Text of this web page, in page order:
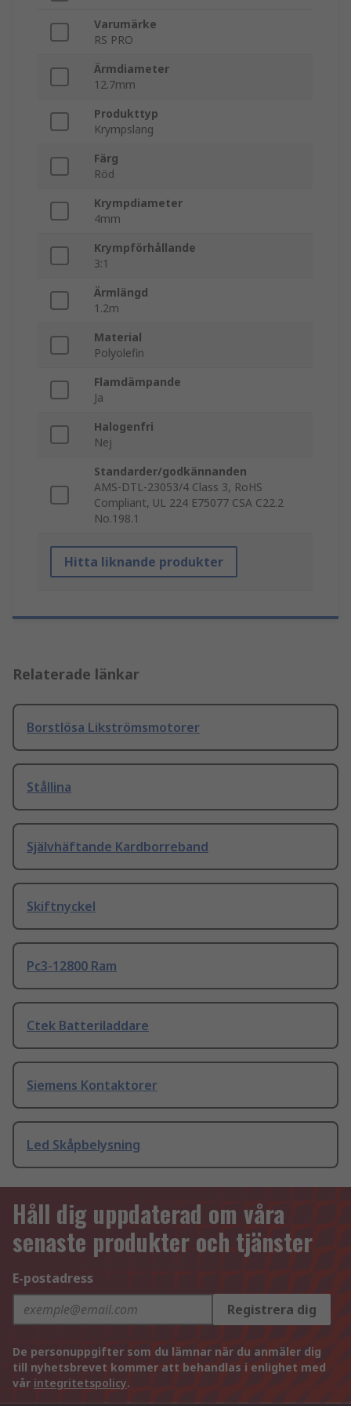
Varumärke
RS PRO
Ärmdiameter
12.7mm
Produkttyp
Krympslang
Färg
Röd
Krympdiameter
4mm
Krympförhållande
3:1
Ärmlängd
1.2m
Material
Polyolefin
Flamdämpande
Ja
Halogenfri
Nej
Standarder/godkännanden
AMS-DTL-23053/4 Class 3, RoHS
Compliant, UL 224 E75077 CSA C22.2
No.198.1
Hitta liknande produkter
Relaterade länkar
Borstlösa Likströmsmotorer
Stållina
Självhäftande Kardborreband
Skiftnyckel
Pc3-12800 Ram
Ctek Batteriladdare
Siemens Kontaktorer
Led Skåpbelysning
Håll dig uppdaterad om våra
senaste produkter och tjänster
E-postadress
Registrera dig
De personuppgifter som du lämnar när du anmäler dig
till nyhetsbrevet kommer att behandlas i enlighet med
vår integritetspolicy.